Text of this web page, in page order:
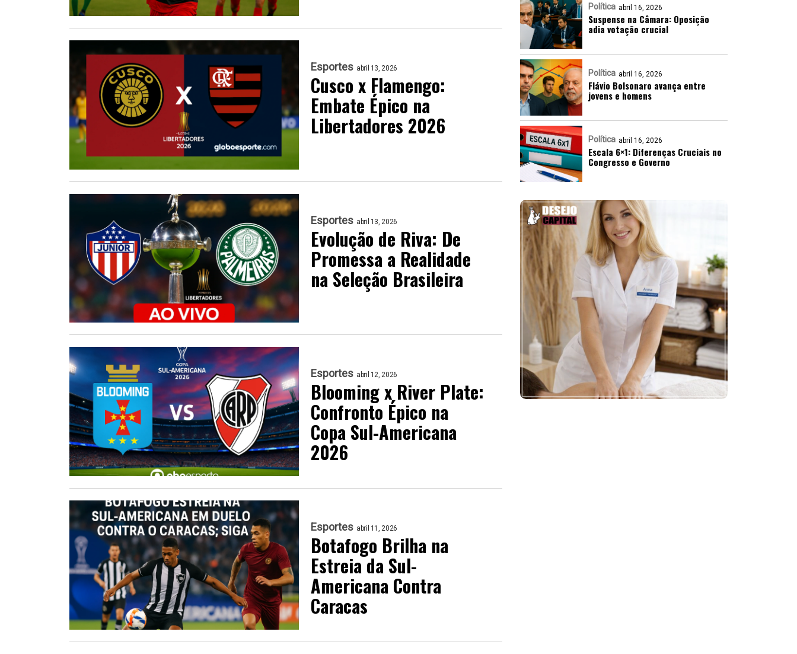
Esportes abril 13, 2026
Cusco x Flamengo:
Embate Épico na
Libertadores 2026
Esportes abril 13, 2026
Evolução de Riva: De
Promessa a Realidade
na Seleção Brasileira
Esportes abril 12, 2026
Blooming x River Plate:
Confronto Épico na
Copa Sul-Americana
2026
Esportes abril 11, 2026
Botafogo Brilha na
Estreia da Sul-
Americana Contra
Caracas
Política abril 16, 2026
Suspense na Câmara: Oposição
adia votação crucial
Política abril 16, 2026
Flávio Bolsonaro avança entre
jovens e homens
Política abril 16, 2026
Escala 6×1: Diferenças Cruciais no
Congresso e Governo